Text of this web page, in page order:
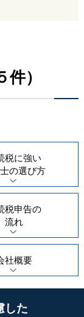
）
税に強い
の選び方
税申告の
流れ
社概要
した